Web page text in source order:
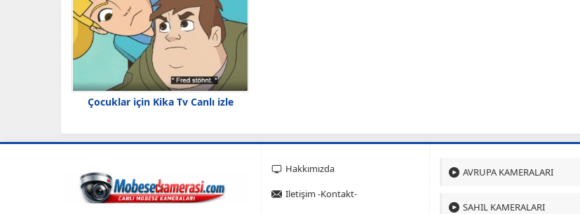
Çocuklar için Kika Tv Canlı izle
Hakkımızda
Iletişim -Kontakt-
AVRUPA KAMERALARI
SAHIL KAMERALARI